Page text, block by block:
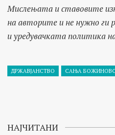
Мислењата и ставовите
на авторите и не нужно
и уредувачката политика
ДРЖАВЈАНСТВО САЊА
НАЈЧИТАНИ